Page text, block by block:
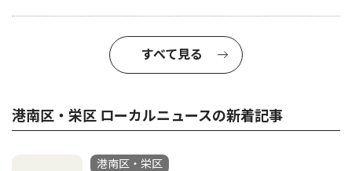
すべて見る
港南区・栄区 ローカルニュースの新着記事
港南区・栄区